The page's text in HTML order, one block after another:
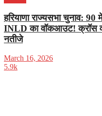
हरियाणा राज्यसभा चुनाव: 90
INLD का वॉकआउट! क्रॉस
नतीजे
March 16, 2026
5.9k